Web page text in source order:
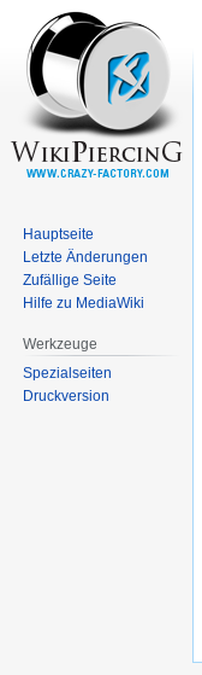
Hauptseite
Letzte Änderungen
Zufällige Seite
Hilfe zu MediaWiki
Werkzeuge
Spezialseiten
Druckversion